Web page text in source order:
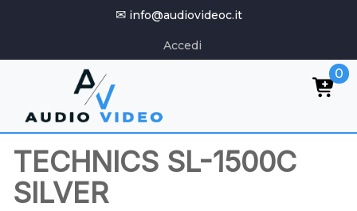
✉ info@audiovideoc.it
Accedi
0
TECHNICS SL-1500C
SILVER